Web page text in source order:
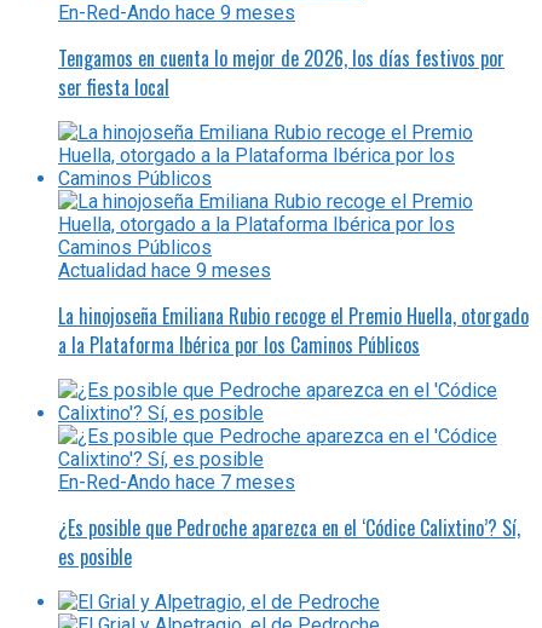
En-Red-Ando hace 9 meses
Tengamos en cuenta lo mejor de 2026, los días festivos por
ser fiesta local
Actualidad hace 9 meses
La hinojoseña Emiliana Rubio recoge el Premio Huella, otorgado
a la Plataforma Ibérica por los Caminos Públicos
En-Red-Ando hace 7 meses
¿Es posible que Pedroche aparezca en el ‘Códice Calixtino’? Sí,
es posible